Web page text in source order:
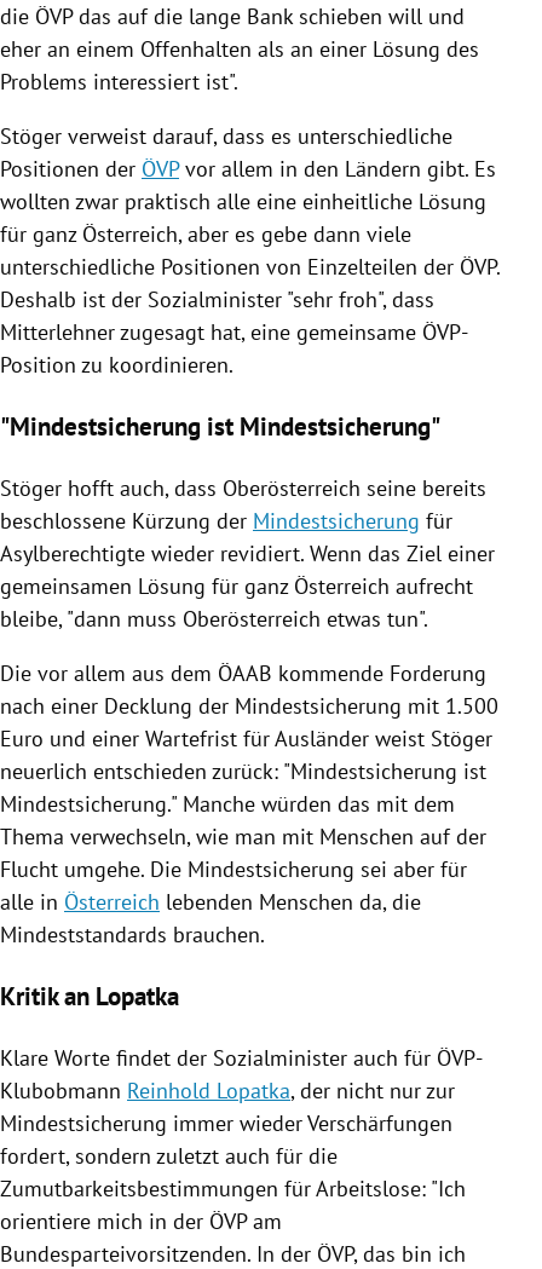
die ÖVPdas auf die lange Bank schieben will und
eher an einem Offenhalten als an einer Lösung des
Problems interessiert ist".
Stöger verweist darauf, dass es unterschiedliche
Positionen der ÖVPvor allem in den Ländern gibt. Es
wollten zwar praktisch alle eine einheitliche Lösung
für ganz Österreich, aber es gebe dann viele
unterschiedliche Positionen von Einzelteilen der ÖVP.
Deshalb ist der Sozialminister "sehr froh", dass
Mitterlehnerzugesagt hat, eine gemeinsame ÖVP-
Position zu koordinieren.
"Mindestsicherung ist Mindestsicherung"
Stöger hofft auch, dass Oberösterreich seine bereits
beschlossene Kürzung der Mindestsicherung für
Asylberechtigte wieder revidiert. Wenn das Ziel einer
gemeinsamen Lösung für ganz Österreich aufrecht
bleibe, "dann muss Oberösterreich etwas tun".
Die vor allem aus dem ÖAAB kommende Forderung
nach einer Decklung der Mindestsicherung mit 1.500
Euro und einer Wartefrist für Ausländer weist Stöger
neuerlich entschieden zurück: "Mindestsicherung ist
Mindestsicherung." Manche würden das mit dem
Thema verwechseln, wie man mit Menschen auf der
Flucht umgehe. Die Mindestsicherung sei aber für
alle in Österreich lebenden Menschen da, die
Mindeststandards brauchen.
Kritik an Lopatka
Klare Worte findet der Sozialminister auch für ÖVP-
Klubobmann Reinhold Lopatka, der nicht nur zur
Mindestsicherung immer wiederVerschärfungen
fordert, sondern zuletzt auch für die
Zumutbarkeitsbestimmungen für Arbeitslose: "Ich
orientiere mich in der ÖVPam
Bundesparteivorsitzenden. In der ÖVP, das bin ich